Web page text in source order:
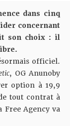
dans cinq
concernant
son choix : il
officiel.
, OG Anunoby
option à 19,9
tout contrat à
Agency va